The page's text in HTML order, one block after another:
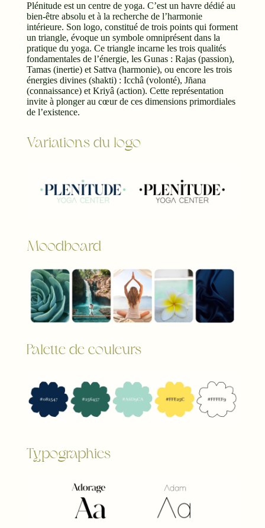
Plénitude est un centre de yoga. C’est un havre dédié au
bien-être absolu et à la recherche de l’harmonie
intérieure. Son logo, constitué de trois points qui forment
un triangle, évoque un symbole omniprésent dans la
pratique du yoga. Ce triangle incarne les trois qualités
fondamentales de l’énergie, les Gunas : Rajas (passion),
Tamas (inertie) et Sattva (harmonie), ou encore les trois
énergies divines (shakti) : Icchâ (volonté), Jñana
(connaissance) et Kriyâ (action). Cette représentation
invite à plonger au cœur de ces dimensions primordiales
de l’existence.
Variations du logo
Moodboard
Palette de couleurs
Typographies